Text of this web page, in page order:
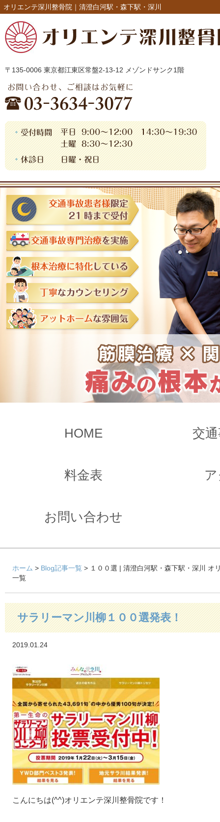
オリエンテ深川整骨院｜清澄白河駅・森下駅・深川
〒135-0006 東京都江東区常盤2-13-12 メゾンドサンク1階
HOME 交
料金表
お問い合わせ
ホーム > Blog記事一覧 > １００選 | 清澄白河駅・森下駅・深川 オ
一覧
サラリーマン川柳１００選発表！
2019.01.24
こんにちは(^^)オリエンテ深川整骨院です！